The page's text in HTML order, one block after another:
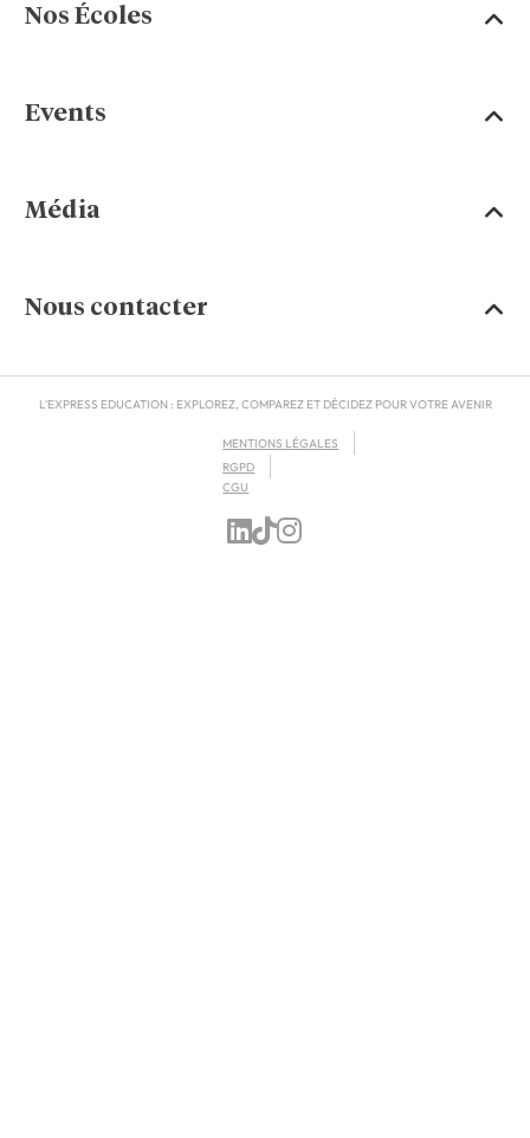
Nos Écoles
Events
Média
Nous contacter
L'EXPRESS EDUCATION : EXPLOREZ, COMPAREZ ET DÉCIDEZ POUR VOTRE AVENIR
MENTIONS LÉGALES
RGPD
CGU